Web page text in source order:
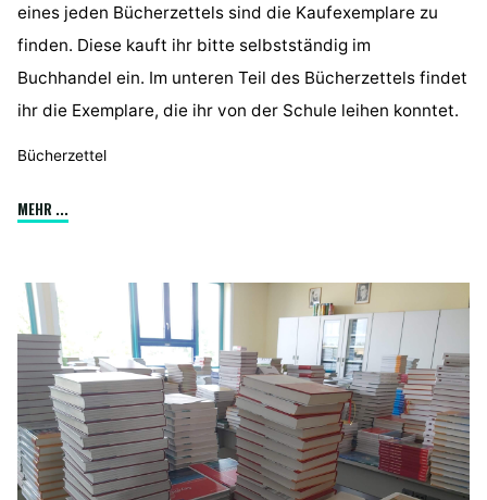
eines jeden Bücherzettels sind die Kaufexemplare zu
finden. Diese kauft ihr bitte selbstständig im
Buchhandel ein. Im unteren Teil des Bücherzettels findet
ihr die Exemplare, die ihr von der Schule leihen konntet.
Bücherzettel
MEHR ...